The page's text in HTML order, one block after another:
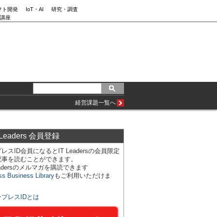
ト開発 IoT・AI
研究・調査
座
経営課題一覧へ
会員登録
スID会員になるとIT Leadersの会員限定
を読むことができます。
のメルマガを購読できます
Business Libraryもご利用いただけま
プレスIDとは